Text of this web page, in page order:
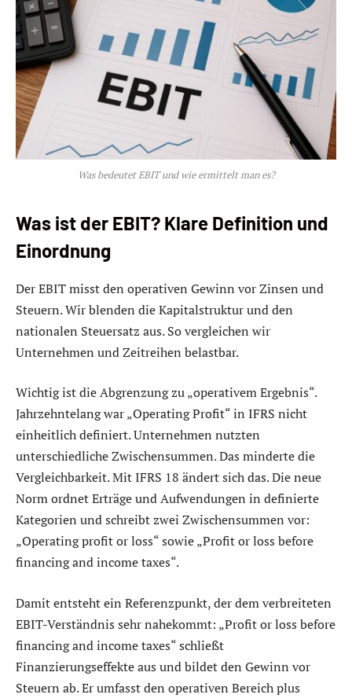
Was bedeutet EBIT und wie ermittelt man es?
Was ist der EBIT? Klare Definition und
Einordnung
Der EBIT misst den operativen Gewinn vor Zinsen und
Steuern. Wir blenden die Kapitalstruktur und den
nationalen Steuersatz aus. So vergleichen wir
Unternehmen und Zeitreihen belastbar.
Wichtig ist die Abgrenzung zu „operativem Ergebnis“.
Jahrzehntelang war „Operating Profit“ in IFRS nicht
einheitlich definiert. Unternehmen nutzten
unterschiedliche Zwischensummen. Das minderte die
Vergleichbarkeit. Mit IFRS 18 ändert sich das. Die neue
Norm ordnet Erträge und Aufwendungen in definierte
Kategorien und schreibt zwei Zwischensummen vor:
„Operating profit or loss“ sowie „Profit or loss before
financing and income taxes“.
Damit entsteht ein Referenzpunkt, der dem verbreiteten
EBIT-Verständnis sehr nahekommt: „Profit or loss before
financing and income taxes“ schließt
Finanzierungseffekte aus und bildet den Gewinn vor
Steuern ab. Er umfasst den operativen Bereich plus